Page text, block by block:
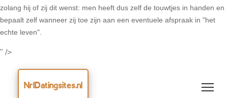
zolang hij of zij dit wenst: men heeft dus zelf de touwtjes in handen en
bepaalt zelf wanneer zij toe zijn aan een eventuele afspraak in "het
echte leven".
" />
Nr1Datingsites.nl